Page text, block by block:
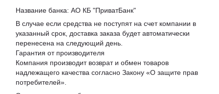
Название банка: АО КБ "ПриватБанк"
В случае если средства не поступят на счет компании в
указанный срок, доставка заказа будет автоматически
перенесена на следующий день.
Гарантия от производителя
Компания производит возврат и обмен товаров
надлежащего качества согласно Закону «О защите прав
потребителей».